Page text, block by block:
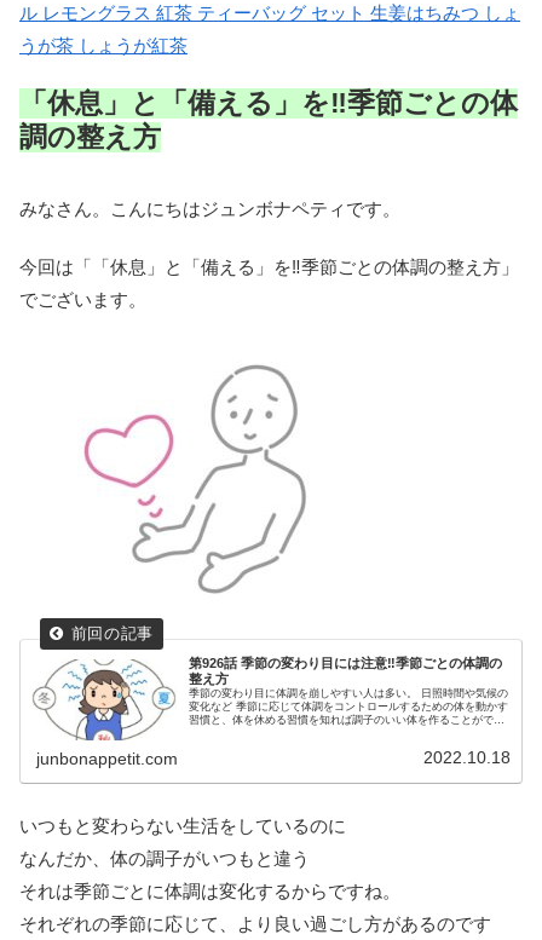
ル レモングラス 紅茶 ティーバッグ セット 生姜はちみつ しょ
うが茶 しょうが紅茶
「休息」と「備える」を‼季節ごとの体
調の整え方
みなさん。こんにちはジュンボナペティです。
今回は「「休息」と「備える」を‼季節ごとの体調の整え方」
でございます。
第926話 季節の変わり目には注意‼季節ごとの体調の
整え方
季節の変わり目に体調を崩しやすい人は多い。 日照時間や気候の
変化など 季節に応じて体調をコントロールするための体を動かす
習慣と、体を休める習慣を知れば調子のいい体を作ることができ
junbonappetit.com 2022.10.18
いつもと変わらない生活をしているのに
なんだか、体の調子がいつもと違う
それは季節ごとに体調は変化するからですね。
それぞれの季節に応じて、より良い過ごし方があるのです